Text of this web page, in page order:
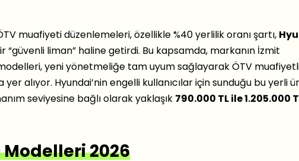
muafiyeti düzenlemeleri, özellikle %40 yerlilik oranı şartı,
“güvenli liman” haline getirdi. Bu kapsamda, markanın İzmit
yeni yönetmeliğe tam uyum sağlayarak ÖTV
yer alıyor. Hyundai’nin engelli kullanıcılar için sunduğu bu yerli
seviyesine bağlı olarak yaklaşık 790.000 TL ile 1.205.000
2026